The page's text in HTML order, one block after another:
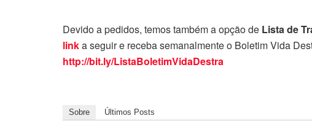
Devido a pedidos, temos também a opção de Lista de
linka seguir e receba semanalmente o Boletim Vida
http://bit.ly/ListaBoletimVidaDestra
Sobre Últimos Posts